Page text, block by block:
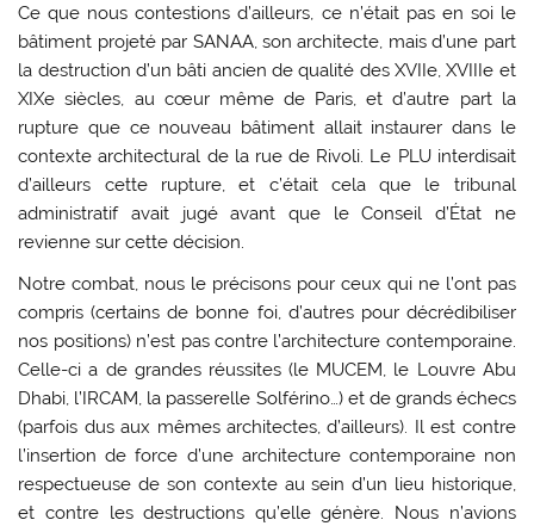
Ce que nous contestions d’ailleurs, ce n’était pas en soi le
bâtiment projeté par SANAA, son architecte, mais d’une part
la destruction d’un bâti ancien de qualité des XVIIe, XVIIIe et
XIXe siècles, au cœur même de Paris, et d’autre part la
rupture que ce nouveau bâtiment allait instaurer dans le
contexte architectural de la rue de Rivoli. Le PLU interdisait
d’ailleurs cette rupture, et c’était cela que le tribunal
administratif avait jugé avant que le Conseil d’État ne
revienne sur cette décision.
Notre combat, nous le précisons pour ceux qui ne l’ont pas
compris (certains de bonne foi, d’autres pour décrédibiliser
nos positions) n’est pas contre l’architecture contemporaine.
Celle-ci a de grandes réussites (le MUCEM, le Louvre Abu
Dhabi, l’IRCAM, la passerelle Solférino…) et de grands échecs
(parfois dus aux mêmes architectes, d’ailleurs). Il est contre
l’insertion de force d’une architecture contemporaine non
respectueuse de son contexte au sein d’un lieu historique,
et contre les destructions qu’elle génère. Nous n’avions